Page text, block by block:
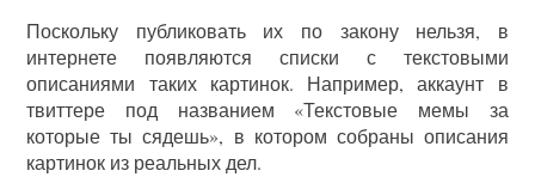
Поскольку публиковать их по закону нельзя, в
интернете появляются списки с текстовыми
описаниями таких картинок. Например, аккаунт в
твиттере под названием «Текстовые мемы за
которые ты сядешь», в котором собраны описания
картинок из реальных дел.